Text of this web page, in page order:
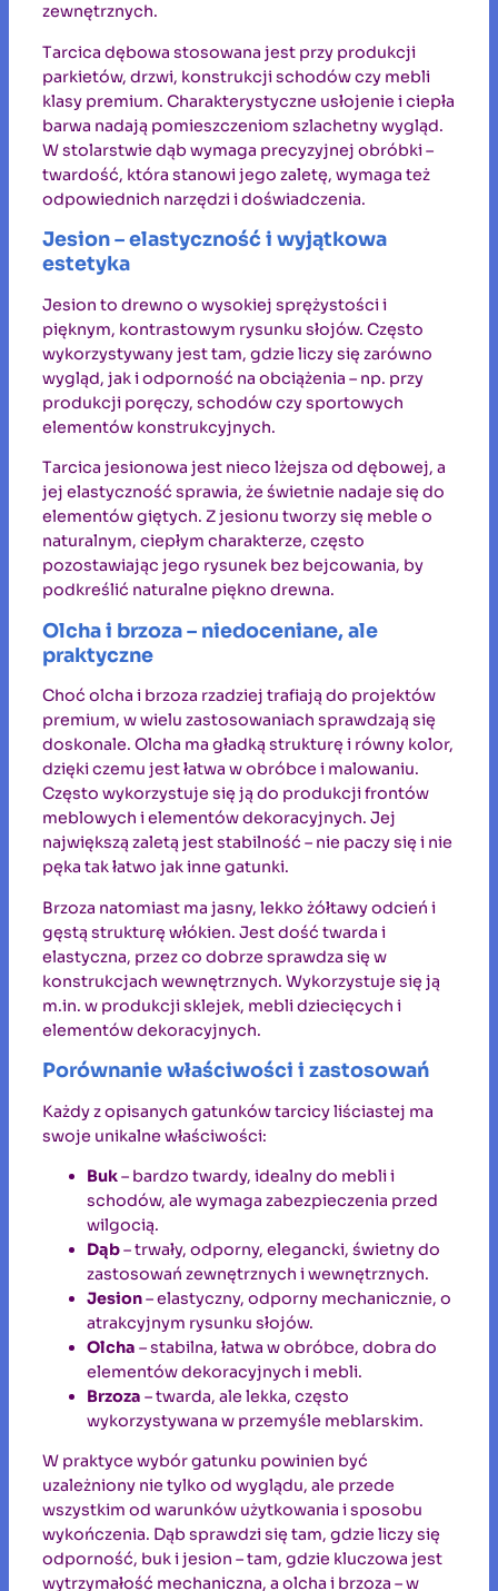
zewnętrznych.
Tarcica dębowa stosowana jest przy produkcji
parkietów, drzwi, konstrukcji schodów czy mebli
klasy premium. Charakterystyczne usłojenie i ciepła
barwa nadają pomieszczeniom szlachetny wygląd.
W stolarstwie dąb wymaga precyzyjnej obróbki –
twardość, która stanowi jego zaletę, wymaga też
odpowiednich narzędzi i doświadczenia.
Jesion – elastyczność i wyjątkowa
estetyka
Jesion to drewno o wysokiej sprężystości i
pięknym, kontrastowym rysunku słojów. Często
wykorzystywany jest tam, gdzie liczy się zarówno
wygląd, jak i odporność na obciążenia – np. przy
produkcji poręczy, schodów czy sportowych
elementów konstrukcyjnych.
Tarcica jesionowa jest nieco lżejsza od dębowej, a
jej elastyczność sprawia, że świetnie nadaje się do
elementów giętych. Z jesionu tworzy się meble o
naturalnym, ciepłym charakterze, często
pozostawiając jego rysunek bez bejcowania, by
podkreślić naturalne piękno drewna.
Olcha i brzoza – niedoceniane, ale
praktyczne
Choć olcha i brzoza rzadziej trafiają do projektów
premium, w wielu zastosowaniach sprawdzają się
doskonale. Olcha ma gładką strukturę i równy kolor,
dzięki czemu jest łatwa w obróbce i malowaniu.
Często wykorzystuje się ją do produkcji frontów
meblowych i elementów dekoracyjnych. Jej
największą zaletą jest stabilność – nie paczy się i nie
pęka tak łatwo jak inne gatunki.
Brzoza natomiast ma jasny, lekko żółtawy odcień i
gęstą strukturę włókien. Jest dość twarda i
elastyczna, przez co dobrze sprawdza się w
konstrukcjach wewnętrznych. Wykorzystuje się ją
m.in. w produkcji sklejek, mebli dziecięcych i
elementów dekoracyjnych.
Porównanie właściwości i zastosowań
Każdy z opisanych gatunków tarcicy liściastej ma
swoje unikalne właściwości:
Buk– bardzo twardy, idealny do mebli i
schodów, ale wymaga zabezpieczenia przed
wilgocią.
Dąb– trwały, odporny, elegancki, świetny do
zastosowań zewnętrznych i wewnętrznych.
Jesion– elastyczny, odporny mechanicznie, o
atrakcyjnym rysunku słojów.
Olcha – stabilna, łatwa w obróbce, dobra do
elementów dekoracyjnych i mebli.
Brzoza – twarda, ale lekka, często
wykorzystywana w przemyśle meblarskim.
W praktyce wybór gatunku powinien być
uzależniony nie tylko od wyglądu, ale przede
wszystkim od warunków użytkowania i sposobu
wykończenia. Dąb sprawdzi się tam, gdzie liczy się
odporność, buk i jesion – tam, gdzie kluczowa jest
wytrzymałość mechaniczna, a olcha i brzoza – w